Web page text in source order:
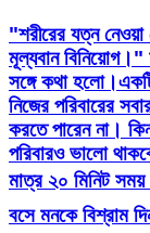
"শরীরের যত্ন
মূল্যবান
সঙ্গে কথা
নিজের পরিবারের
করতে পারেন না।
পরিবারও ভালো
মাত্র ২০ মিনিট
বসে মনকে বিশ্রাম